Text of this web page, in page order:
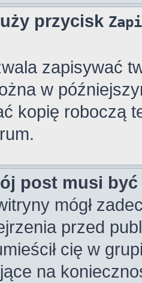
przycisk
zapisywać
w
kopię roboczą
post musi
mógł
przed
cię w
na